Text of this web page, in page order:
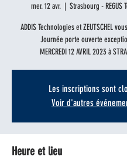
mer. 12 avr.
  |
Strasbourg - REGUS
ADDIS Technologies et ZEUTSCHEL
Journée porte ouverte
MERCREDI 12 AVRIL 2023 à
Les inscriptions sont
Voir d'autres
Heure et lieu